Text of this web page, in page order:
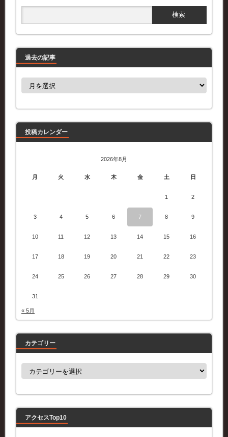
過去の記事
過
事
投稿カレンダー
2026年8月
月 火 水 木 金 土 日
1 2
3 4 5 6 7 8 9
10 11 12 13 14 15 16
17 18 19 20 21 22 23
24 25 26 27 28 29 30
31
« 5月
カテゴリー
カ
ー
アクセスTop10